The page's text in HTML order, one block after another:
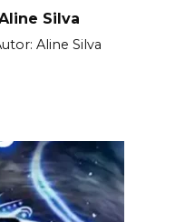
Silva
Aline Silva